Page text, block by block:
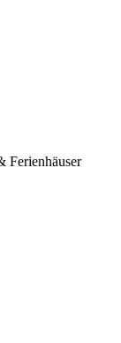
Ferienhäuser